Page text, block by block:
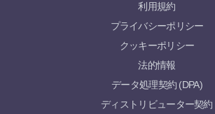
利用規約
プライバシーポリシー
クッキーポリシー
法的情報
データ処理契約 (DPA)
ディストリビューター契約